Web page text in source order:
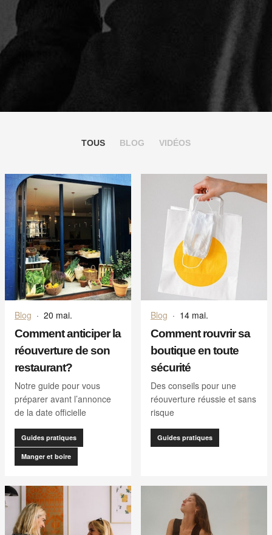
TOUS BLOG VIDÉOS
Blog · 20 mai.
Comment anticiper la
réouverture de son
restaurant?
Notre guide pour vous
préparer avant l’annonce
de la date officielle
Guides pratiques
Manger et boire
Blog · 14 mai.
Comment rouvrir sa
boutique en toute
sécurité
Des conseils pour une
réouverture réussie et sans
risque
Guides pratiques